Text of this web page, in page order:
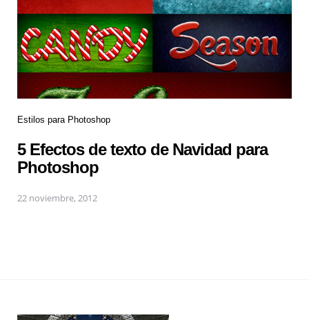
Estilos para Photoshop
5 Efectos de texto de Navidad para
Photoshop
22 noviembre, 2012